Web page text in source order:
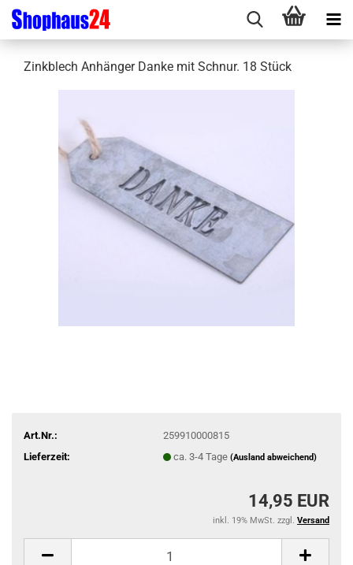
Zinkblech Anhänger Danke mit Schnur. 18 Stück
Art.Nr.:
259910000815
Lieferzeit:
ca. 3-4 Tage (Ausland abweichend)
14,95 EUR
inkl. 19% MwSt. zzgl. Versand